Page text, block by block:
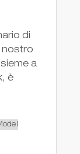
di
nostro
a
è